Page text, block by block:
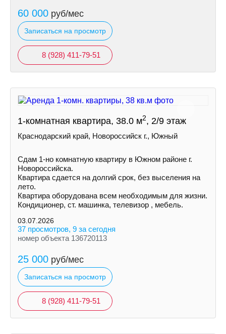
60 000 руб/мес
Записаться на просмотр
8 (928) 411-79-51
1-комнатная квартира, 38.0 м2, 2/9 этаж
Краснодарский край, Новороссийск г., Южный
Сдам 1-но комнатную квартиру в Южном районе г.
Новороссийска.
Квартира сдается на долгий срок, без выселения на
лето.
Квартира оборудована всем необходимым для жизни.
Кондиционер, ст. машинка, телевизор , мебель.
03.07.2026
37 просмотров, 9 за сегодня
номер объекта 136720113
25 000 руб/мес
Записаться на просмотр
8 (928) 411-79-51